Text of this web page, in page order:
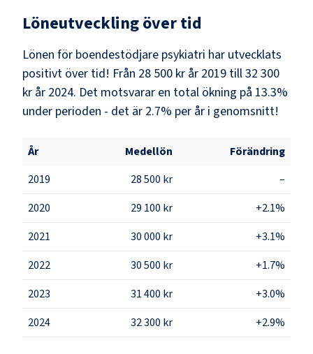
Löneutveckling över tid
Lönen för boendestödjare psykiatri har utvecklats
positivt över tid! Från 28 500 kr år 2019 till 32 300
kr år 2024. Det motsvarar en total ökning på 13.3%
under perioden - det är 2.7% per år i genomsnitt!
År Medellön
Förändring
2019
28 500 kr
–
2020
29 100 kr
+2.1%
2021
30 000 kr
+3.1%
2022
30 500 kr
+1.7%
2023
31 400 kr
+3.0%
2024
32 300 kr +2.9%